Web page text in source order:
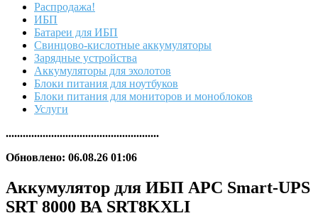
Распродажа!
ИБП
Батареи для ИБП
Свинцово-кислотные аккумуляторы
Зарядные устройства
Аккумуляторы для эхолотов
Блоки питания для ноутбуков
Блоки питания для мониторов и моноблоков
Услуги
......................................................
Обновлено: 06.08.26 01:06
Аккумулятор для ИБП APC Smart-UPS
SRT 8000 ВА SRT8KXLI